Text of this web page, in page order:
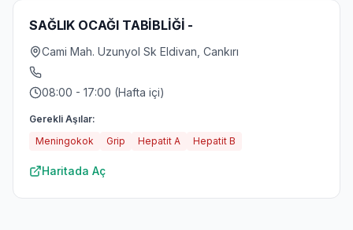
SAĞLIK OCAĞI TABİBLİĞİ -
Cami Mah. Uzunyol Sk Eldivan, Cankırı
08:00 - 17:00 (Hafta içi)
Gerekli Aşılar:
Meningokok
Grip Hepatit A Hepatit B
Haritada Aç